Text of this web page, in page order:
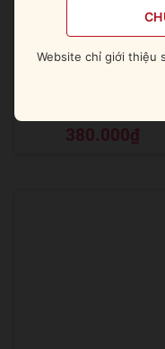
Beefeater London Dry
Được xếp
hạng55 sao
380.000₫
Website chỉ giới thiệu